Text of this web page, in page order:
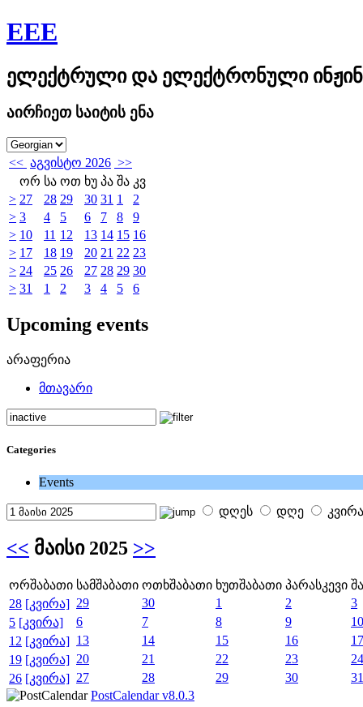
EEE
ელექტრული და ელექტრონული
აირჩიეთ საიტის ენა
<< აგვისტო 2026 >>
ორ სა ოთ ხუ პა შა კვ
> 27 28 29 30 31 1
2
> 3 4 5 6 7 8
9
> 10 11 12 13 14 15 16
> 17 18 19 20 21 22 23
> 24 25 26 27 28 29 30
> 31 1 2 3 4 5 6
Upcoming events
არაფერია
მთავარი
Categories
Events
დღეს დღე კვირა
<< მაისი 2025 >>
ორშაბათი სამშაბათი ოთხშაბათი ხუთშაბათი პარასკევი
28 [კვირა] 29 30 1 2
3
5 [კვირა] 6 7 8 9
10
12 [კვირა] 13 14 15 16
17
19 [კვირა] 20 21 22 23
24
26 [კვირა] 27 28 29 30
31
PostCalendar v8.0.3